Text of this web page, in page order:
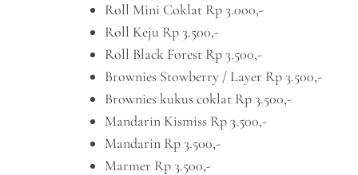
Roll Mini Coklat Rp 3.000,-
Roll Keju Rp 3.500,-
Roll Black Forest Rp 3.500,-
Brownies Stowberry / Layer Rp 3.500,-
Brownies kukus coklat Rp 3.500,-
Mandarin Kismiss Rp 3.500,-
Mandarin Rp 3.500,-
Marmer Rp 3.500,-